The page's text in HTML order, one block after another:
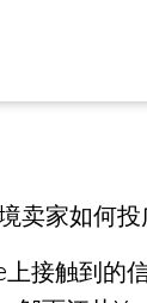
卖家如何
上接触到的